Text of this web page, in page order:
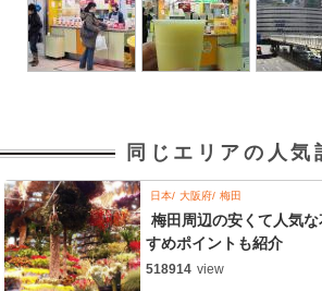
同じエリアの人気
日本 大阪府 梅田
梅田周辺の安くて人気
すめポイントも紹介
518914 view